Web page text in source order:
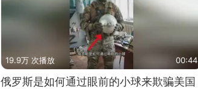
19.9万 次播放 00:44
俄罗斯是如何通过眼前的小球来欺骗美国